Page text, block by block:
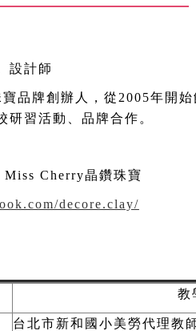
設計師
品牌創辦人，從2005年開
研習活動、品牌合作。
Cherry晶鑽珠寶
decore.clay/
教
台北市新和國小美勞代理教